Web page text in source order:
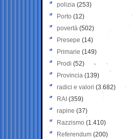
polizia (253)
Porto (12)
povertà (502)
Presepe (14)
Primarie (149)
Prodi (52)
Provincia (139)
radici e valori (3.682)
RAI (359)
rapine (37)
Razzismo (1.410)
Referendum (200)